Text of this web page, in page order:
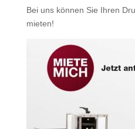
Bei uns können Sie Ihren
mieten!